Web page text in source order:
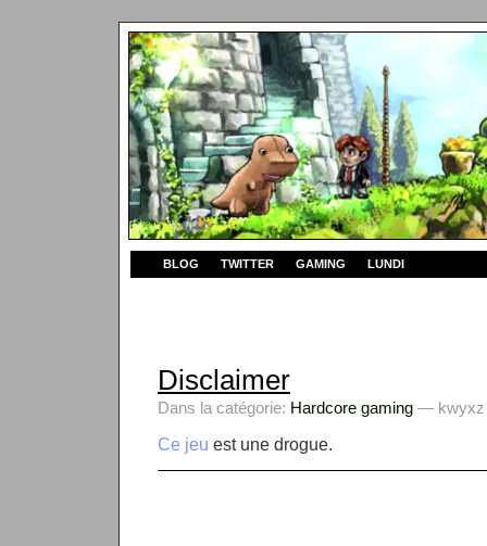
BLOG TWITTER GAMING LUNDI
Disclaimer
Dans la catégorie: Hardcore gaming — kwyxz
Ce jeu est une drogue.